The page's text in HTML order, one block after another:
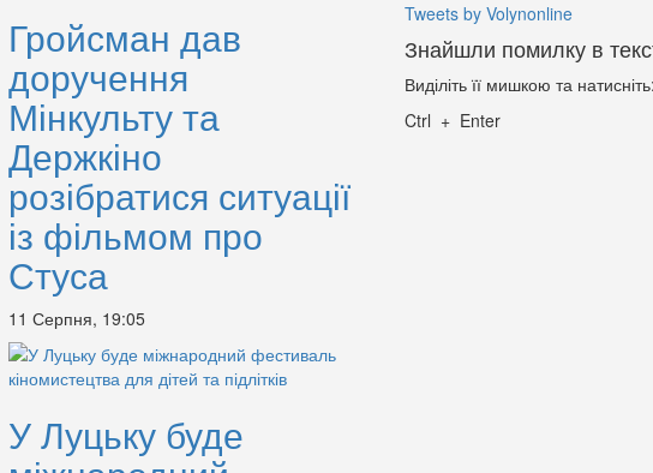
Гройсман дав
доручення
Мінкульту та
Держкіно
розібратися ситуації
із фільмом про
Стуса
11 Серпня, 19:05
У Луцьку буде
Tweets by Volynonline
Знайшли помилку в
Виділіть її мишкою та натисніть:
Ctrl + Enter